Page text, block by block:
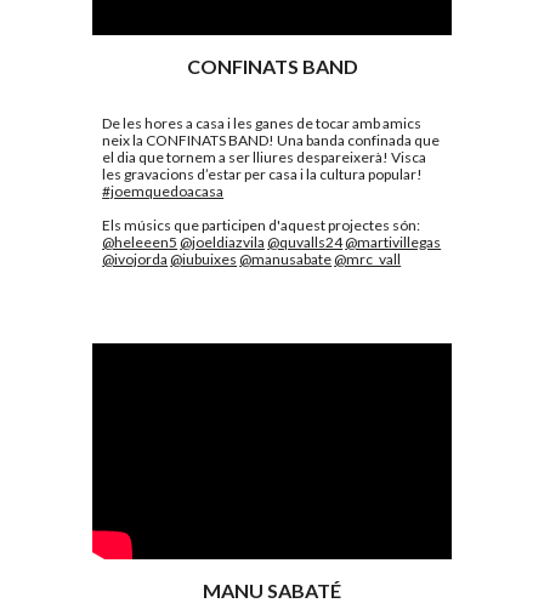
CONFINATS BAND
De les hores a casa i les ganes de tocar amb amics
neix la CONFINATS BAND! Una banda confinada que
el dia que tornem a ser lliures despareixerà! Visca
#joemquedoacasa
@heleeen5 @joeldiazvila @quvalls24@martivillegas
@ivojorda @iubuixes @manusabate @mrc_vall
MANU SABATÉ